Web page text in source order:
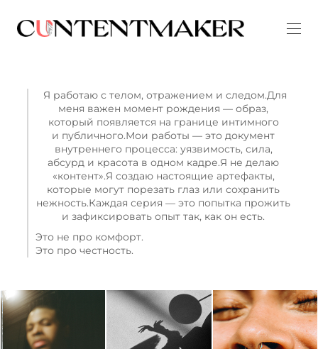
Я работаю с телом, отражением и следом.Для
меня важен момент рождения — образ,
который появляется на границе интимного
и публичного.Мои работы — это документ
внутреннего процесса: уязвимость, сила,
абсурд и красота в одном кадре.Я не делаю
«контент».Я создаю настоящие артефакты,
которые могут порезать глаз или сохранить
нежность.Каждая серия — это попытка прожить
и зафиксировать опыт так, как он есть.
Это не про комфорт.
Это про честность.